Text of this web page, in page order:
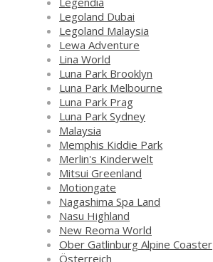
Legoland Dubai
Legoland Malaysia
Lewa Adventure
Lina World
Luna Park Brooklyn
Luna Park Melbourne
Luna Park Prag
Luna Park Sydney
Malaysia
Memphis Kiddie Park
Merlin's Kinderwelt
Mitsui Greenland
Motiongate
Nagashima Spa Land
Nasu Highland
New Reoma World
Ober Gatlinburg Alpine Coaster
Österreich